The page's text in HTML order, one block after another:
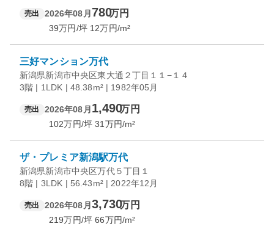
売出 2026年08月 780万円
39万円/坪 12万円/m²
三好マンション万代
新潟県新潟市中央区東大通２丁目１１−１４
3階 | 1LDK | 48.38m² | 1982年05月
売出 2026年08月 1,490万円
102万円/坪 31 万円/m²
ザ・プレミア新潟駅万代
新潟県新潟市中央区万代５丁目１
8階 | 3LDK | 56.43m² | 2022年12月
売出 2026年08月 3,730万円
219万円/坪 66万円/m²